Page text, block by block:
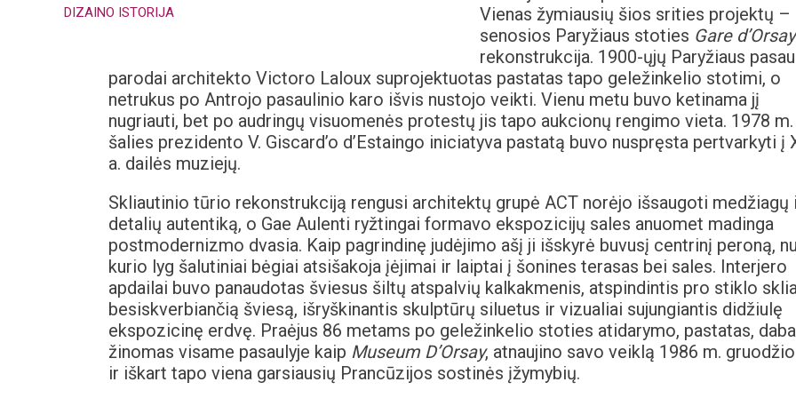
DIZAINO ISTORIJA
Vienas žymiausių šios srities projektų –
senosios Paryžiaus stoties Gare d’Orsay
rekonstrukcija. 1900-ųjų Paryžiaus
parodai architekto Victoro Laloux suprojektuotas pastatas tapo geležinkelio stotimi, o
netrukus po Antrojo pasaulinio karo išvis nustojo veikti. Vienu metu buvo ketinama jį
nugriauti, bet po audringų visuomenės protestų jis tapo aukcionų rengimo vieta. 1978 m.
šalies prezidento V. Giscard’o d’Estaingo iniciatyva pastatą buvo nuspręsta pertvarkyti į
a. dailės muziejų.
Skliautinio tūrio rekonstrukciją rengusi architektų grupė ACT norėjo išsaugoti medžiagų
detalių autentiką, o Gae Aulenti ryžtingai formavo ekspozicijų sales anuomet madinga
postmodernizmo dvasia. Kaip pagrindinę judėjimo ašį ji išskyrė buvusį centrinį peroną,
kurio lyg šalutiniai bėgiai atsišakoja įėjimai ir laiptai į šonines terasas bei sales. Interjero
apdailai buvo panaudotas šviesus šiltų atspalvių kalkakmenis, atspindintis pro stiklo
besiskverbiančią šviesą, išryškinantis skulptūrų siluetus ir vizualiai sujungiantis didžiulę
ekspozicinę erdvę. Praėjus 86 metams po geležinkelio stoties atidarymo, pastatas,
žinomas visame pasaulyje kaip Museum D’Orsay, atnaujino savo veiklą 1986 m.
ir iškart tapo viena garsiausių Prancūzijos sostinės įžymybių.